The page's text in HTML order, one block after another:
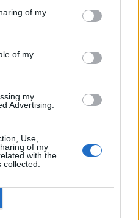
of my
of my
my
Advertising.
Use,
of my
with the
9 στους 10